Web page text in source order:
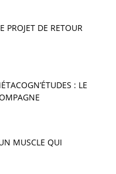
PROJET DE RETOUR
: LE
MUSCLE QUI